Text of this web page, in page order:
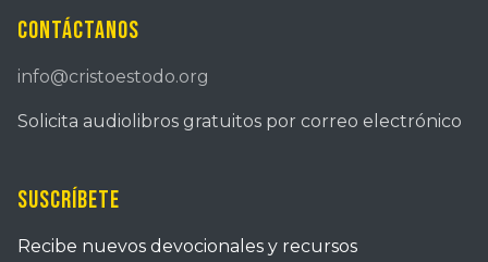
Contáctanos
info@cristoestodo.org
Solicita audiolibros gratuitos por correo electrónico
Suscríbete
Recibe nuevos devocionales y recursos